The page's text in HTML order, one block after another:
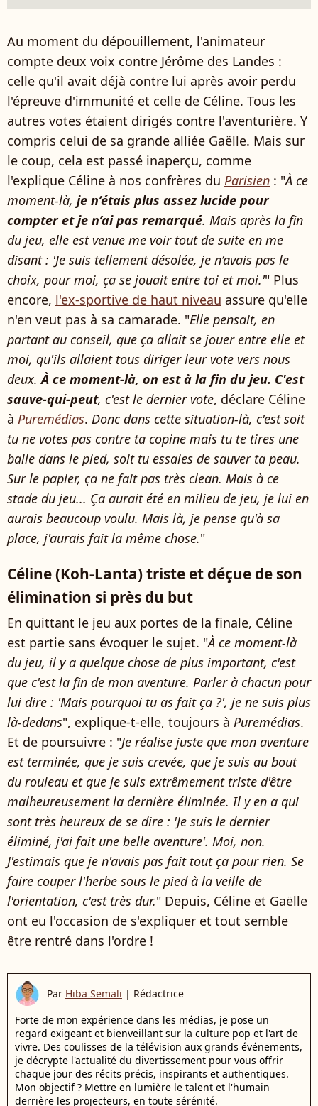
Au moment du dépouillement, l'animateur
compte deux voix contre Jérôme des Landes :
celle qu'il avait déjà contre lui après avoir perdu
l'épreuve d'immunité et celle de Céline. Tous les
autres votes étaient dirigés contre l'aventurière. Y
compris celui de sa grande alliée Gaëlle. Mais sur
le coup, cela est passé inaperçu, comme
l'explique Céline à nos confrères du Parisien : "À ce
moment-là, je n’étais plus assez lucide pour
compter et je n’ai pas remarqué. Mais après la fin
du jeu, elle est venue me voir tout de suite en me
disant : 'Je suis tellement désolée, je n’avais pas le
choix, pour moi, ça se jouait entre toi et moi.'" Plus
encore, l'ex-sportive de haut niveau assure qu'elle
n'en veut pas à sa camarade. "Elle pensait, en
partant au conseil, que ça allait se jouer entre elle et
moi, qu'ils allaient tous diriger leur vote vers nous
deux.À ce moment-là, on est à la fin du jeu. C'est
sauve-qui-peut, c'est le dernier vote, déclare Céline
à Puremédias. Donc dans cette situation-là, c'est soit
tu ne votes pas contre ta copine mais tu te tires une
balle dans le pied, soit tu essaies de sauver ta peau.
Sur le papier, ça ne fait pas très clean. Mais à ce
stade du jeu... Ça aurait été en milieu de jeu, je lui en
aurais beaucoup voulu. Mais là, je pense qu'à sa
place, j'aurais fait la même chose."
Céline (Koh-Lanta) triste et déçue de son
élimination si près du but
En quittant le jeu aux portes de la finale, Céline
est partie sans évoquer le sujet. "À ce moment-là
du jeu, il y a quelque chose de plus important, c'est
que c'est la fin de mon aventure. Parler à chacun pour
lui dire : 'Mais pourquoi tu as fait ça ?', je ne suis plus
là-dedans", explique-t-elle, toujours à Puremédias.
Et de poursuivre : "Je réalise juste que mon aventure
est terminée, que je suis crevée, que je suis au bout
du rouleau et que je suis extrêmement triste d'être
malheureusement la dernière éliminée. Il y en a qui
sont très heureux de se dire : 'Je suis le dernier
éliminé, j'ai fait une belle aventure'. Moi, non.
J'estimais que je n'avais pas fait tout ça pour rien. Se
faire couper l'herbe sous le pied à la veille de
l'orientation, c'est très dur." Depuis, Céline et Gaëlle
ont eu l'occasion de s'expliquer et tout semble
être rentré dans l'ordre !
Par Hiba Semali | Rédactrice
Forte de mon expérience dans les médias, je pose un
regard exigeant et bienveillant sur la culture pop et l'art de
vivre. Des coulisses de la télévision aux grands événements,
je décrypte l'actualité du divertissement pour vous offrir
chaque jour des récits précis, inspirants et authentiques.
Mon objectif ? Mettre en lumière le talent et l'humain
derrière les projecteurs, en toute sérénité.